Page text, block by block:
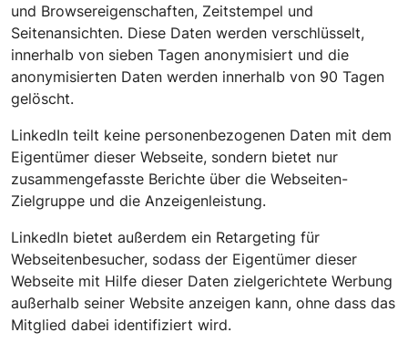
und Browsereigenschaften, Zeitstempel und
Seitenansichten. Diese Daten werden verschlüsselt,
innerhalb von sieben Tagen anonymisiert und die
anonymisierten Daten werden innerhalb von 90 Tagen
gelöscht.
LinkedIn teilt keine personenbezogenen Daten mit dem
Eigentümer dieser Webseite, sondern bietet nur
zusammengefasste Berichte über die Webseiten-
Zielgruppe und die Anzeigenleistung.
LinkedIn bietet außerdem ein Retargeting für
Webseitenbesucher, sodass der Eigentümer dieser
Webseite mit Hilfe dieser Daten zielgerichtete Werbung
außerhalb seiner Website anzeigen kann, ohne dass das
Mitglied dabei identifiziert wird.